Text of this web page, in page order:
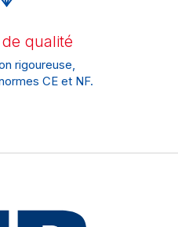
qualité
rigoureuse,
CE et NF.